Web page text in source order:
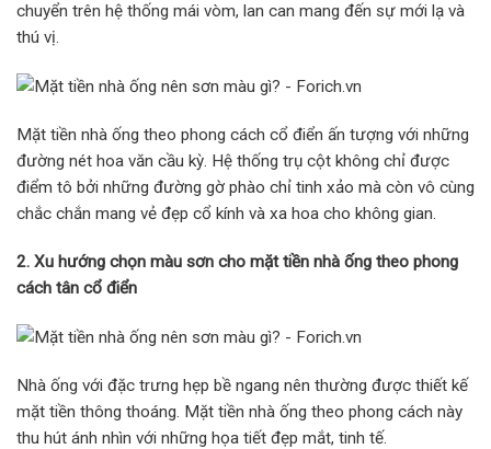
chuyển trên hệ thống mái vòm, lan can mang đến sự mới lạ và
thú vị.
Mặt tiền nhà ống theo phong cách cổ điển ấn tượng với những
đường nét hoa văn cầu kỳ. Hệ thống trụ cột không chỉ được
điểm tô bởi những đường gờ phào chỉ tinh xảo mà còn vô cùng
chắc chắn mang vẻ đẹp cổ kính và xa hoa cho không gian.
2. Xu hướng chọn màu sơn cho mặt tiền nhà ống theo phong
cách tân cổ điển
Nhà ống với đặc trưng hẹp bề ngang nên thường được thiết kế
mặt tiền thông thoáng. Mặt tiền nhà ống theo phong cách này
thu hút ánh nhìn với những họa tiết đẹp mắt, tinh tế.